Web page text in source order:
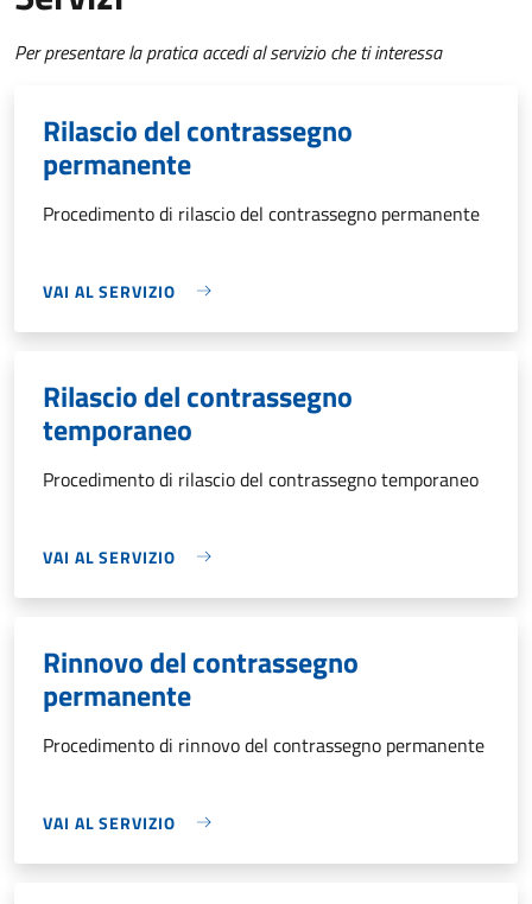
Per presentare la pratica accedi al servizio che ti interessa
Rilascio del contrassegno
permanente
Procedimento di rilascio del contrassegno permanente
VAI AL SERVIZIO
Rilascio del contrassegno
temporaneo
Procedimento di rilascio del contrassegno temporaneo
VAI AL SERVIZIO
Rinnovo del contrassegno
permanente
Procedimento di rinnovo del contrassegno permanente
VAI AL SERVIZIO